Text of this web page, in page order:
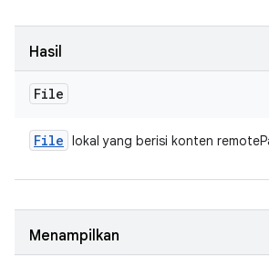
Hasil
File
File lokal yang berisi konten
Menampilkan